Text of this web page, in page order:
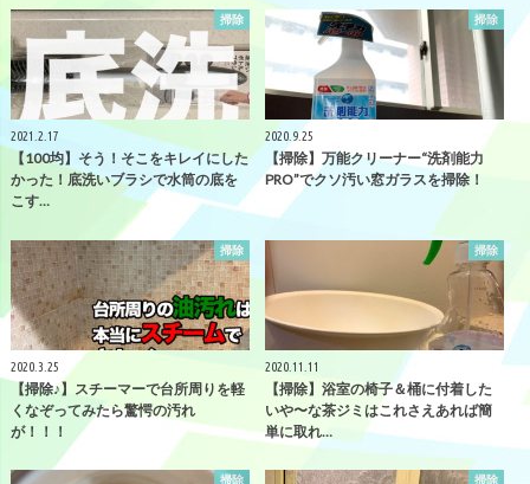
掃除
2021.2.17
【100均】そう！そこをキレイにした
かった！底洗いブラシで水筒の底を
こす…
掃除
2020.9.25
【掃除】万能クリーナー“洗剤能力
PRO”でクソ汚い窓ガラスを掃除！
掃除
2020.3.25
【掃除♪】スチーマーで台所周りを軽
くなぞってみたら驚愕の汚れ
が！！！
掃除
2020.11.11
【掃除】浴室の椅子＆桶に付着した
いや〜な茶ジミはこれさえあれば簡
単に取れ…
掃除 掃除